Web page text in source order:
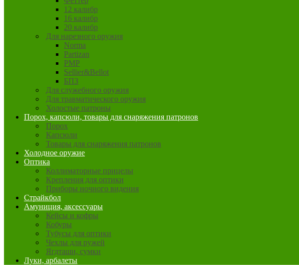
12 калибр
16 калибр
20 калибр
Для нарезного оружия
Norma
Partizan
PMP
Sellier&Bellot
БПЗ
Для служебного оружия
Для травматического оружия
Холостые патроны
Порох, капсюли, товары для снаряжения патронов
Порох
Капсюли
Товары для снаряжения патронов
Холодное оружие
Оптика
Коллиматорные прицелы
Крепления для оптики
Приборы ночного видения
Страйкбол
Амуниция, аксессуары
Кейсы и кофры
Кобуры
Тубусы для оптики
Чехлы для ружей
Ягдташи, сумки
Луки, арбалеты